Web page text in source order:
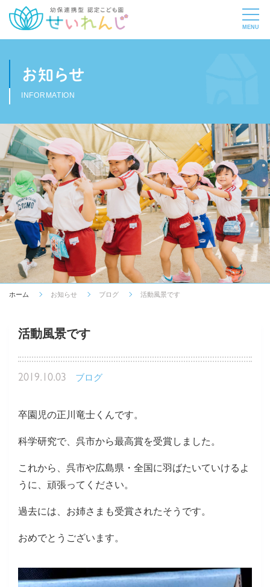
お知らせ
INFORMATION
ホーム お知らせ ブログ 活動風景です
活動風景です
2019.10.03 ブログ
卒園児の正川竜士くんです。
科学研究で、呉市から最高賞を受賞しました。
これから、呉市や広島県・全国に羽ばたいていけるよ
うに、頑張ってください。
過去には、お姉さまも受賞されたそうです。
おめでとうございます。